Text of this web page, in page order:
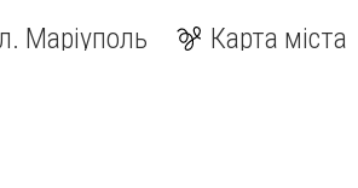
Маріуполь Карта міста